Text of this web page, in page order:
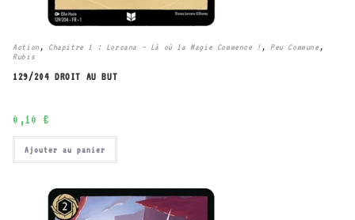
Action , Chapitre 1 : Lorcana – Là où la Magie Commence ! , Peu Commune ,
Rubis
129/204 DROIT AU BUT
0,10 €
Ajouter au panier